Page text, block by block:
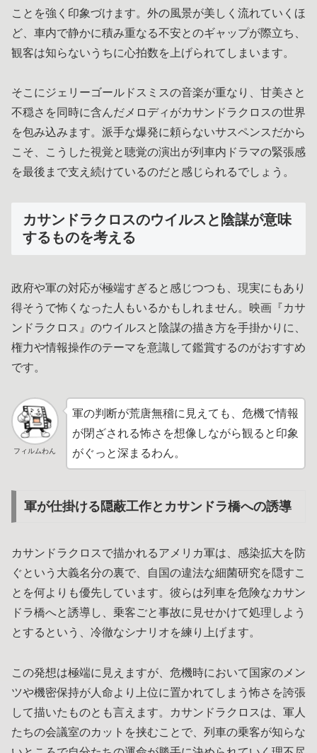
ことを強く印象づけます。外の風景が美しく流れていくほ
ど、車内で静かに積み重なる不安とのギャップが際立ち、
観客は知らないうちに心拍数を上げられてしまいます。
そこにジェリーゴールドスミスの音楽が重なり、甘美さと
不穏さを同時に含んだメロディがカサンドラクロスの世界
を包み込みます。派手な爆発に頼らないサスペンスだから
こそ、こうした視覚と聴覚の演出が列車内ドラマの緊張感
を最後まで支え続けているのだと感じられるでしょう。
カサンドラクロスのウイルスと陰謀が意味
するものを考える
政府や軍の対応が極端すぎると感じつつも、現実にもあり
得そうで怖くなった人もいるかもしれません。映画『カサ
ンドラクロス』のウイルスと陰謀の描き方を手掛かりに、
権力や情報操作のテーマを意識して鑑賞するのがおすすめ
です。
フィルムわん
軍の判断が荒唐無稽に見えても、危機で情報
が閉ざされる怖さを想像しながら観ると印象
がぐっと深まるわん。
軍が仕掛ける隠蔽工作とカサンドラ橋への誘導
カサンドラクロスで描かれるアメリカ軍は、感染拡大を防
ぐという大義名分の裏で、自国の違法な細菌研究を隠すこ
とを何よりも優先しています。彼らは列車を危険なカサン
ドラ橋へと誘導し、乗客ごと事故に見せかけて処理しよう
とするという、冷徹なシナリオを練り上げます。
この発想は極端に見えますが、危機時において国家のメン
ツや機密保持が人命より上位に置かれてしまう怖さを誇張
して描いたものとも言えます。カサンドラクロスは、軍人
たちの会議室のカットを挟むことで、列車の乗客が知らな